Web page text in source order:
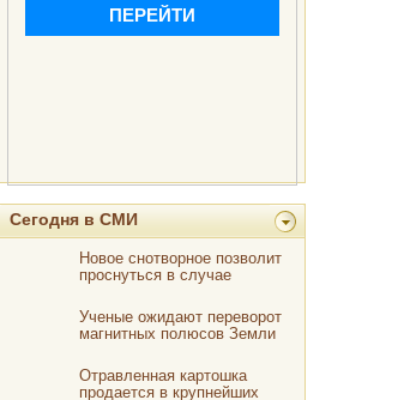
Сегодня в СМИ
Новое снотворное позволит
проснуться в случае
Ученые ожидают переворот
магнитных полюсов Земли
Отравленная картошка
продается в крупнейших